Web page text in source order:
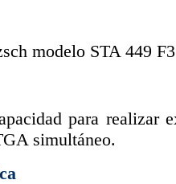
modelo STA 449
para realizar
simultáneo.